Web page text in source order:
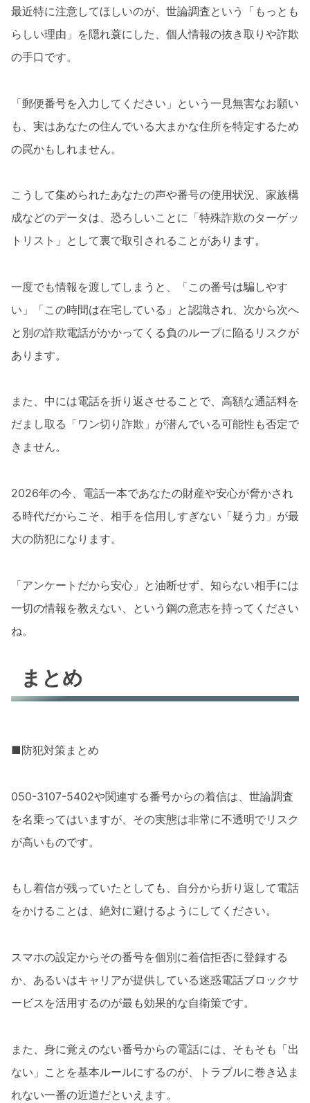
最近特に注意してほしいのが、世論調査という「もっとも
らしい理由」を隠れ蓑にした、個人情報の抜き取りや詐欺
の手口です。
「郵便番号を入力してください」という一見無害なお願い
も、実はあなたの住んでいる大まかな住所を特定するため
の罠かもしれません。
こうして集められたあなたの声や番号の使用状況、家族構
成などのデータは、恐ろしいことに「特殊詐欺のターゲッ
トリスト」として裏で取引されることがあります。
一度でも情報を渡してしまうと、「この番号は騙しやす
い」「この時間は在宅している」と認識され、次から次へ
と別の詐欺電話がかかってくる負のループに陥るリスクが
あります。
また、中には電話を折り返させることで、高額な通話料を
だまし取る「ワン切り詐欺」が潜んでいる可能性も否定で
きません。
2026年の今、電話一本であなたの財産や安心が脅かされ
る時代だからこそ、相手を信用しすぎない「疑う力」が最
大の防犯になります。
「アンケートだから安心」と油断せず、知らない相手には
一切の情報を教えない、という鋼の意志を持ってください
ね。
まとめ
■防犯対策まとめ
050-3107-5402や関連する番号からの着信は、世論調査
を名乗ってはいますが、その実態は非常に不透明でリスク
が高いものです。
もし着信が残っていたとしても、自分から折り返して電話
をかけることは、絶対に避けるようにしてください。
スマホの設定からその番号を個別に着信拒否に登録する
か、あるいはキャリアが提供している迷惑電話ブロックサ
ービスを活用するのが最も効果的な自衛策です。
また、身に覚えのない番号からの電話には、そもそも「出
ない」ことを基本ルールにするのが、トラブルに巻き込ま
れない一番の近道だといえます。